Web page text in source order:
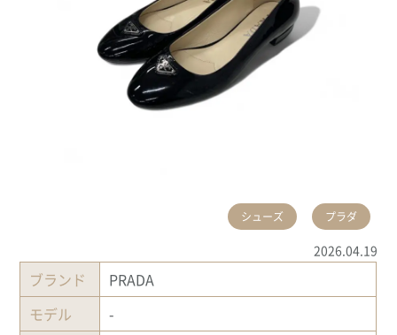
シューズ プラダ
2026.04.19
ブランド
PRADA
モデル
-